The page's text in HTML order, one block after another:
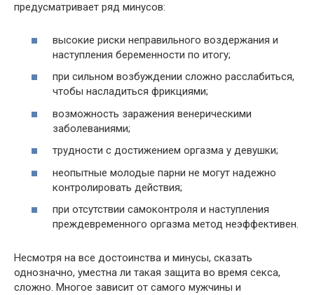
предусматривает ряд минусов:
высокие риски неправильного воздержания и
наступления беременности по итогу;
при сильном возбуждении сложно расслабиться,
чтобы насладиться фрикциями;
возможность заражения венерическими
заболеваниями;
трудности с достижением оргазма у девушки;
неопытные молодые парни не могут надежно
контролировать действия;
при отсутствии самоконтроля и наступления
преждевременного оргазма метод неэффективен.
Несмотря на все достоинства и минусы, сказать
однозначно, уместна ли такая защита во время секса,
сложно. Многое зависит от самого мужчины и